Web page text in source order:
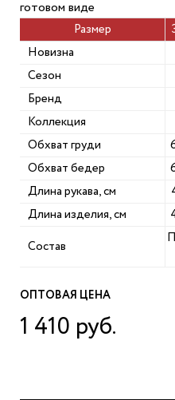
ОПТОВАЯ ЦЕНА
1 410 руб.
готовом виде
Размер
Новизна
Сезон
Бренд
Коллекция
Обхват груди
Обхват бедер
Длина рукава, см
Длина изделия, см
Состав